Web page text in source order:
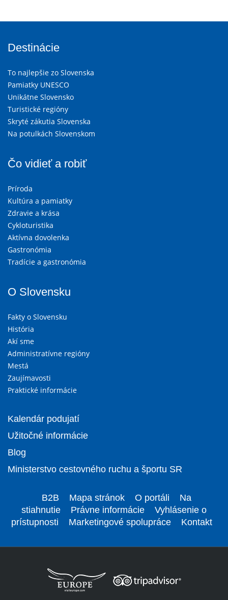
Destinácie
To najlepšie zo Slovenska
Pamiatky UNESCO
Unikátne Slovensko
Turistické regióny
Skryté zákutia Slovenska
Na potulkách Slovenskom
Čo vidieť a robiť
Príroda
Kultúra a pamiatky
Zdravie a krása
Cykloturistika
Aktívna dovolenka
Gastronómia
Tradície a gastronómia
O Slovensku
Fakty o Slovensku
História
Akí sme
Administratívne regióny
Mestá
Zaujímavosti
Praktické informácie
Kalendár podujatí
Užitočné informácie
Blog
Ministerstvo cestovného ruchu a športu SR
B2B Mapa stránok O portáli
Na
stiahnutie
Právne informácie
Vyhlásenie o
prístupnosti
Marketingové spolupráce Kontakt